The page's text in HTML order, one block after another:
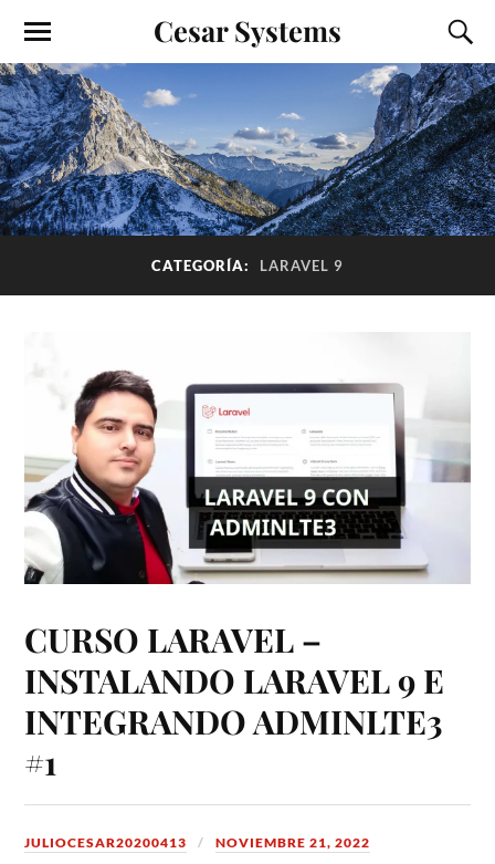
Cesar Systems
CATEGORÍA: LARAVEL 9
CURSO LARAVEL –
INSTALANDO LARAVEL 9 E
INTEGRANDO ADMINLTE3
#1
JULIOCESAR20200413 NOVIEMBRE 21, 2022